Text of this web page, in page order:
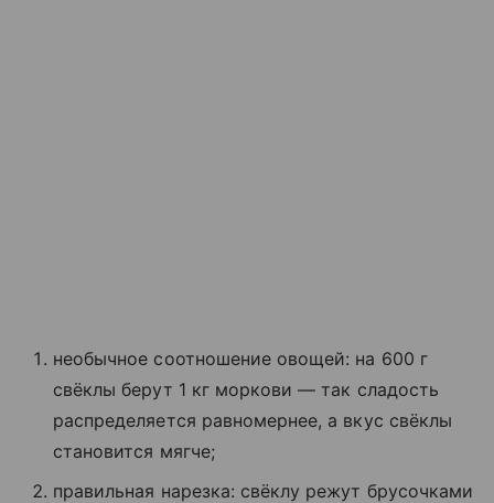
необычное соотношение овощей: на 600 г
свёклы берут 1 кг моркови — так сладость
распределяется равномернее, а вкус свёклы
становится мягче;
правильная нарезка: свёклу режут брусочками